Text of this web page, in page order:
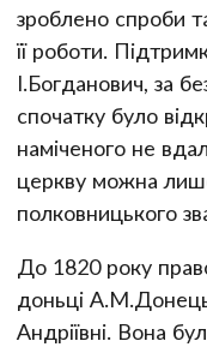
зроблено спроби
її роботи.
І.Богданович, за
спочатку було
наміченого не
церкву можна
полковницького
До 1820 року
доньці
Андріївні. Вона